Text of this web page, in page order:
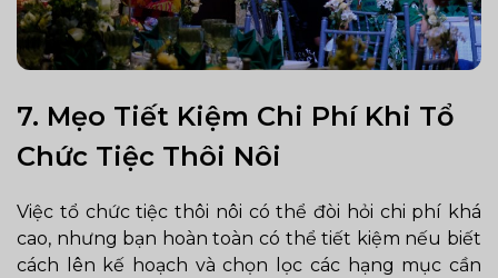
7. Mẹo Tiết Kiệm Chi Phí Khi Tổ
Chức Tiệc Thôi Nôi
Việc tổ chức tiệc thôi nôi có thể đòi hỏi chi phí khá
cao, nhưng bạn hoàn toàn có thể tiết kiệm nếu biết
cách lên kế hoạch và chọn lọc các hạng mục cần